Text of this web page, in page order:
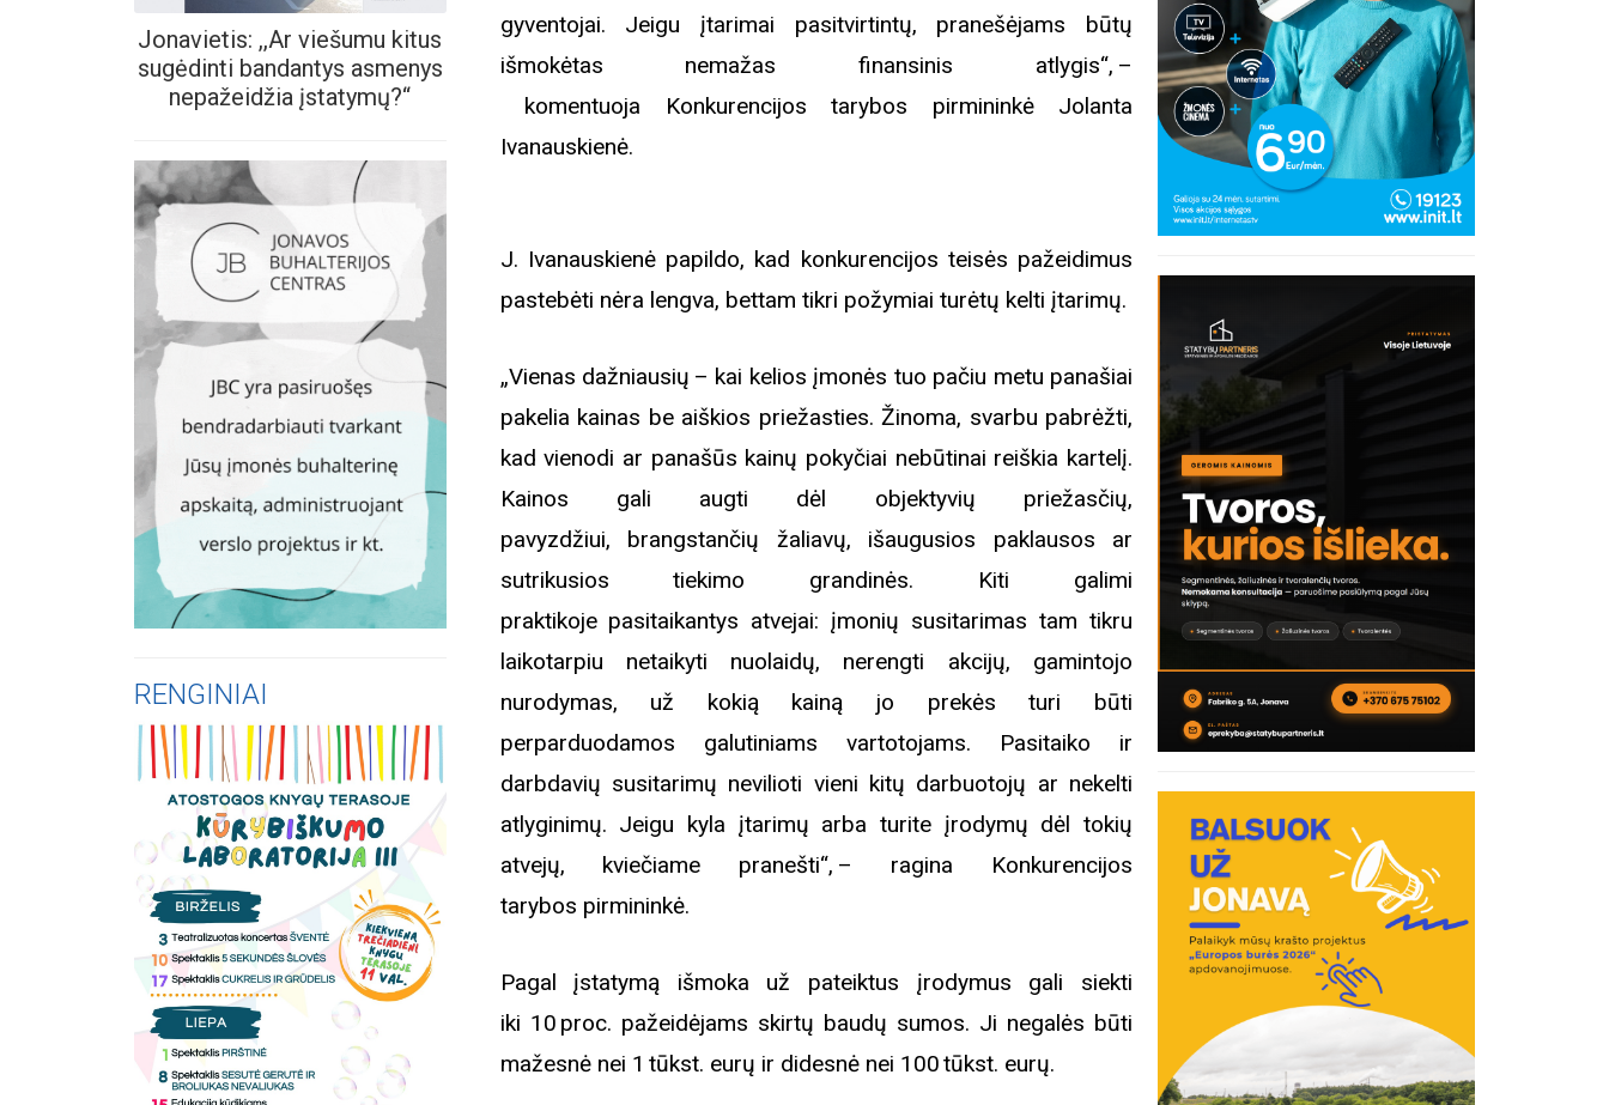
Jonavietis: ,,Ar viešumu kitus
sugėdinti bandantys asmenys
nepažeidžia įstatymų?“
RENGINIAI
Biblioteka kviečia į renginius
gyventojai. Jeigu įtarimai pasitvirtintų, pranešėjams būtų
išmokėtas nemažas finansinis atlygis“, –
komentuoja Konkurencijos tarybos pirmininkė Jolanta
Ivanauskienė.
J. Ivanauskienė papildo, kad konkurencijos teisės pažeidimus
pastebėti nėra lengva, bettam tikri požymiai turėtų kelti įtarimų.
„Vienas dažniausių – kai kelios įmonės tuo pačiu metu panašiai
pakelia kainas be aiškios priežasties. Žinoma, svarbu pabrėžti,
kad vienodi ar panašūs kainų pokyčiai nebūtinai reiškia kartelį.
Kainos gali augti dėl objektyvių priežasčių,
pavyzdžiui, brangstančių žaliavų, išaugusios paklausos ar
sutrikusios tiekimo grandinės. Kiti galimi
praktikoje pasitaikantys atvejai: įmonių susitarimas tam tikru
laikotarpiu netaikyti nuolaidų, nerengti akcijų, gamintojo
nurodymas, už kokią kainą jo prekės turi būti
perparduodamos galutiniams vartotojams. Pasitaiko ir
darbdavių susitarimų nevilioti vieni kitų darbuotojų ar nekelti
atlyginimų. Jeigu kyla įtarimų arba turite įrodymų dėl tokių
atvejų, kviečiame pranešti“, – ragina Konkurencijos
tarybos pirmininkė.
Pagal įstatymą išmoka už pateiktus įrodymus gali siekti
iki 10 proc. pažeidėjams skirtų baudų sumos. Ji negalės būti
mažesnė nei 1 tūkst. eurų ir didesnė nei 100 tūkst. eurų.